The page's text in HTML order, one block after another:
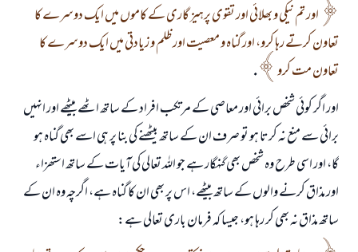
اور تم نيكى و بھلائى اور تقوى پرہيز گارى كے كاموں ميں ايك دوسرے كا
تعاون كرتے رہا كرو، اور گناہ و معصيت اور ظلم و زيادتى ميں ايك دوسرے كا
تعاون مت كرو
.
اور اگر كوئى شخص برائى اور معاصى كے مرتكب افراد كے ساتھ اٹھے بيٹھے اور انہيں
برائى سے منع نہ كرتا ہو تو صرف ان كے ساتھ بيٹھنے كى بنا پر ہى اسے بھى گناہ ہو
گا، اور اسى طرح وہ شخص بھى گنہگار ہے جو اللہ تعالى كى آيات كے ساتھ استھزاء
اور مذاق كرنے والوں كے ساتھ بيٹھے، اس پر بھى ان كا گناہ ہے، اگرچہ وہ ان كے
ساتھ مذاق نہ بھى كر رہا ہو، جيسا كہ فرمان بارى تعالى ہے:
جواب نمبر 110845 نے نکاح ٹوٹنے سے بچایا۔